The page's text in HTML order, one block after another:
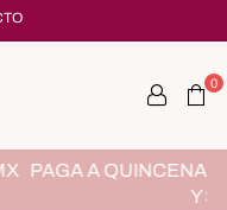
0
SIN TARJETA